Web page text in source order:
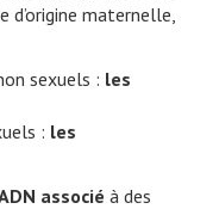
d’origine maternelle,
sexuels : les
: les
associé à des